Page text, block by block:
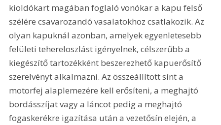
kioldókart magában foglaló vonókar a kapu felső
szélére csavarozandó vasalatokhoz csatlakozik. Az
olyan kapuknál azonban, amelyek egyenletesebb
felületi tehereloszlást igényelnek, célszerűbb a
kiegészítő tartozékként beszerezhető kapuerősítő
szerelvényt alkalmazni. Az összeállított sínt a
motorfej alaplemezére kell erősíteni, a meghajtó
bordásszíjat vagy a láncot pedig a meghajtó
fogaskerékre igazítása után a vezetősín elején, a